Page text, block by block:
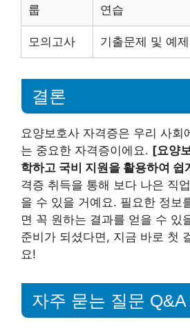
룹
연습
모의고사 기출문제 및 예
결론
요양보호사 자격증은 우리 사회
는 중요한 자격증이에요. [요양
학하고 국비 지원을 활용하여
격증 취득을 통해 보다 나은 직
을 수 있을 거예요. 필요한 정보
면 꼭 원하는 결과를 얻을 수 있
준비가 되셨다면, 지금 바로 첫
요!
자주 묻는 질문 Q&A